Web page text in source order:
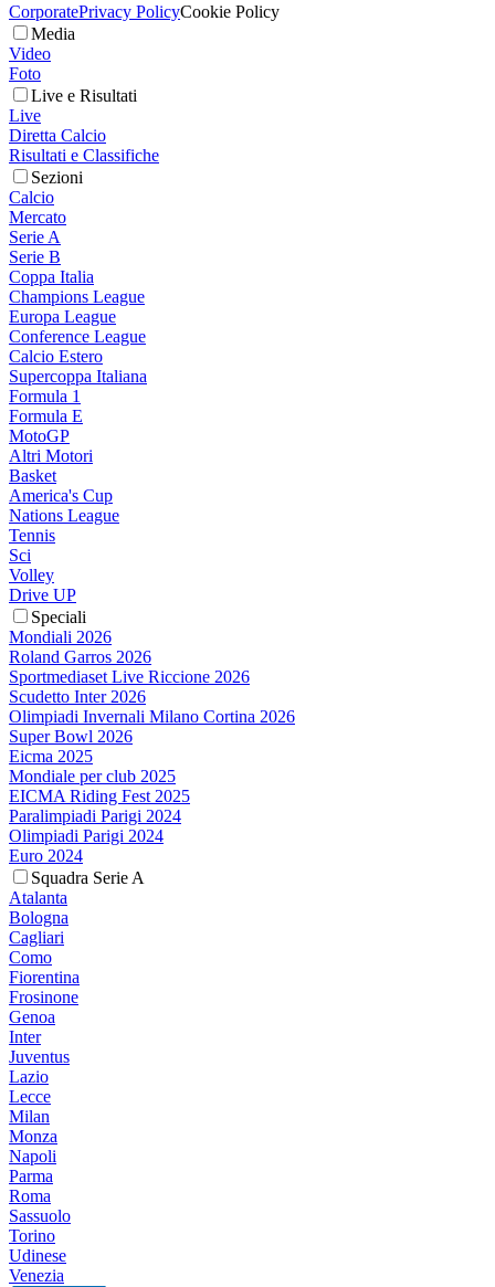
CorporatePrivacy PolicyCookie Policy
Media
Video
Foto
Live e Risultati
Live
Diretta Calcio
Risultati e Classifiche
Sezioni
Calcio
Mercato
Serie A
Serie B
Coppa Italia
Champions League
Europa League
Conference League
Calcio Estero
Supercoppa Italiana
Formula 1
Formula E
MotoGP
Altri Motori
Basket
America's Cup
Nations League
Tennis
Sci
Volley
Drive UP
Speciali
Mondiali 2026
Roland Garros 2026
Sportmediaset Live Riccione 2026
Scudetto Inter 2026
Olimpiadi Invernali Milano Cortina 2026
Super Bowl 2026
Eicma 2025
Mondiale per club 2025
EICMA Riding Fest 2025
Paralimpiadi Parigi 2024
Olimpiadi Parigi 2024
Euro 2024
Squadra Serie A
Atalanta
Bologna
Cagliari
Como
Fiorentina
Frosinone
Genoa
Inter
Juventus
Lazio
Lecce
Milan
Monza
Napoli
Parma
Roma
Sassuolo
Torino
Udinese
Venezia